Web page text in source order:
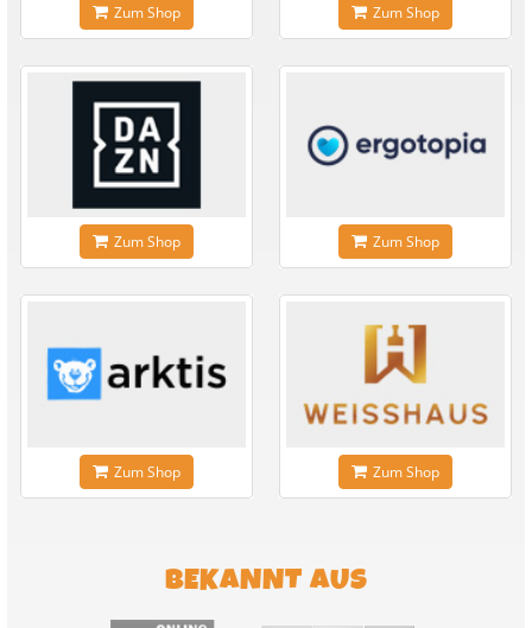
Zum Shop Zum Shop
Zum Shop Zum Shop
Zum Shop Zum Shop
BEKANNT AUS